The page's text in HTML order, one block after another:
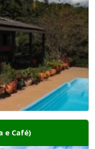
e Café)